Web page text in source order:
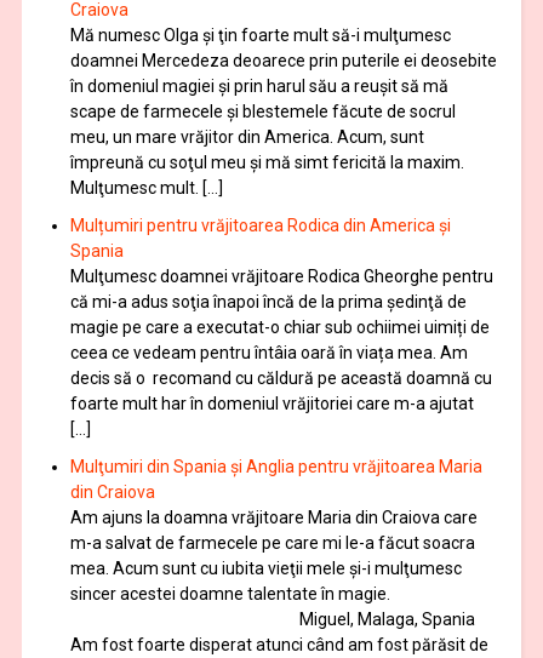
Craiova
Mă numesc Olga şi ţin foarte mult să-i mulţumesc
doamnei Mercedeza deoarece prin puterile ei deosebite
în domeniul magiei şi prin harul său a reuşit să mă
scape de farmecele şi blestemele făcute de socrul
meu, un mare vrăjitor din America. Acum, sunt
împreună cu soţul meu şi mă simt fericită la maxim.
Mulţumesc mult. […]
Mulțumiri pentru vrăjitoarea Rodica din America și
Spania
Mulţumesc doamnei vrăjitoare Rodica Gheorghe pentru
că mi-a adus soţia înapoi încă de la prima şedinţă de
magie pe care a executat-o chiar sub ochiimei uimiți de
ceea ce vedeam pentru întâia oară în viața mea. Am
decis să o recomand cu căldură pe această doamnă cu
foarte mult har în domeniul vrăjitoriei care m-a ajutat
[…]
Mulţumiri din Spania şi Anglia pentru vrăjitoarea Maria
din Craiova
Am ajuns la doamna vrăjitoare Maria din Craiova care
m-a salvat de farmecele pe care mi le-a făcut soacra
mea. Acum sunt cu iubita vieţii mele şi-i mulţumesc
sincer acestei doamne talentate în magie.
Miguel, Malaga, Spania
Am fost foarte disperat atunci când am fost părăsit de